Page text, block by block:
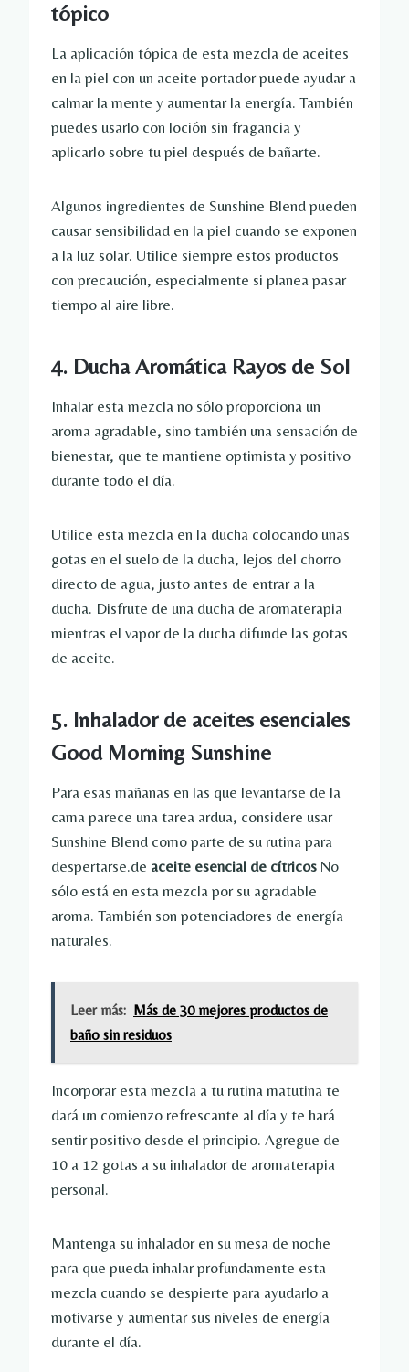
tópico
La aplicación tópica de esta mezcla de aceites
en la piel con un aceite portador puede ayudar a
calmar la mente y aumentar la energía. También
puedes usarlo con loción sin fragancia y
aplicarlo sobre tu piel después de bañarte.
Algunos ingredientes de Sunshine Blend pueden
causar sensibilidad en la piel cuando se exponen
a la luz solar. Utilice siempre estos productos
con precaución, especialmente si planea pasar
tiempo al aire libre.
4. Ducha Aromática Rayos de Sol
Inhalar esta mezcla no sólo proporciona un
aroma agradable, sino también una sensación de
bienestar, que te mantiene optimista y positivo
durante todo el día.
Utilice esta mezcla en la ducha colocando unas
gotas en el suelo de la ducha, lejos del chorro
directo de agua, justo antes de entrar a la
ducha. Disfrute de una ducha de aromaterapia
mientras el vapor de la ducha difunde las gotas
de aceite.
5. Inhalador de aceites esenciales
Good Morning Sunshine
Para esas mañanas en las que levantarse de la
cama parece una tarea ardua, considere usar
Sunshine Blend como parte de su rutina para
despertarse.de aceite esencial de cítricos No
sólo está en esta mezcla por su agradable
aroma. También son potenciadores de energía
naturales.
Leer más: Más de 30 mejores productos de
baño sin residuos
Incorporar esta mezcla a tu rutina matutina te
dará un comienzo refrescante al día y te hará
sentir positivo desde el principio. Agregue de
10 a 12 gotas a su inhalador de aromaterapia
personal.
Mantenga su inhalador en su mesa de noche
para que pueda inhalar profundamente esta
mezcla cuando se despierte para ayudarlo a
motivarse y aumentar sus niveles de energía
durante el día.